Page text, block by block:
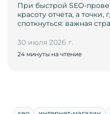
При быстрой SEO-
красоту отчета, а
споткнуться: важная
30 июля 2026 г.
24 минуты на чтение